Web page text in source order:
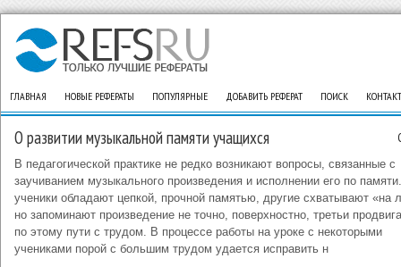
ГЛАВНАЯ НОВЫЕ РЕФЕРАТЫ ПОПУЛЯРНЫЕ ДОБАВИТЬ РЕФЕРАТ ПОИСК
О развитии музыкальной памяти учащихся
В педагогической практике не редко возникают вопросы, связанные с
заучиванием музыкального произведения и исполнении его по
ученики обладают цепкой, прочной памятью, другие схватывают «на
но запоминают произведение не точно, поверхностно, третьи
по этому пути с трудом. В процессе работы на уроке с некоторыми
учениками порой с большим трудом удается исправить н